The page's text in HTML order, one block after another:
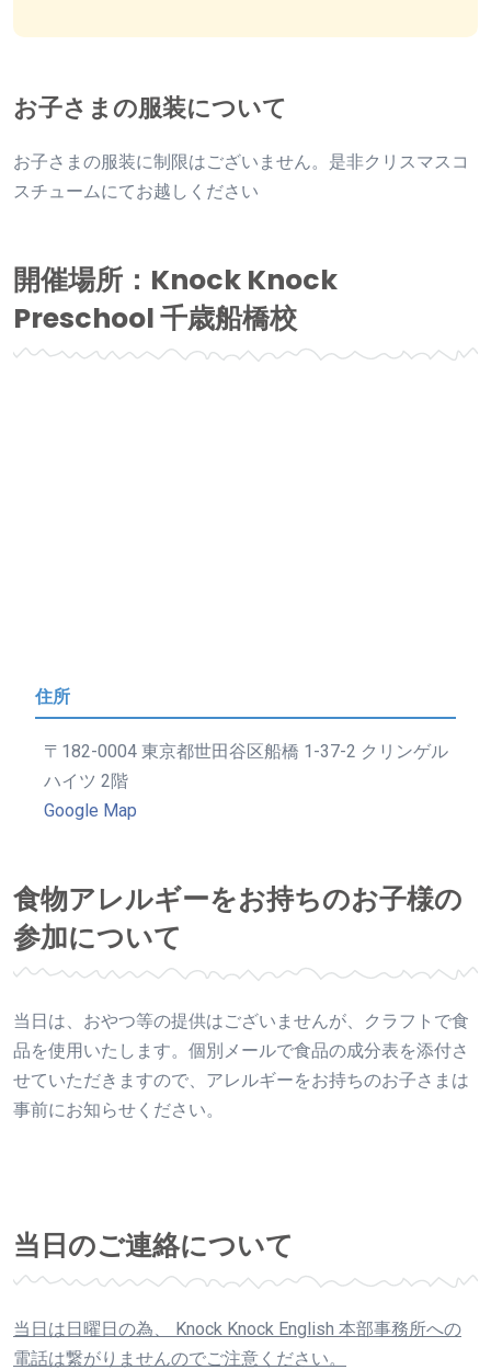
お子さまの服装について
お子さまの服装に制限はございません。是非クリスマスコ
スチュームにてお越しください
開催場所：Knock Knock
Preschool 千歳船橋校
住所
〒182-0004 東京都世田谷区船橋 1-37-2 クリンゲル
ハイツ 2階
Google Map
食物アレルギーをお持ちのお子様の
参加について
当日は、おやつ等の提供はございませんが、クラフトで食
品を使用いたします。個別メールで食品の成分表を添付さ
せていただきますので、アレルギーをお持ちのお子さまは
事前にお知らせください。
当日のご連絡について
当日は日曜日の為、 Knock Knock English 本部事務所への
電話は繋がりませんのでご注意ください。